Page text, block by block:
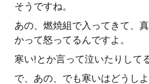
そうですね。
あの、燃焼組で入ってきて、
かって怒ってるんですよ。
寒い!とか言って泣いたりして
で、あの、でも寒いはどうし